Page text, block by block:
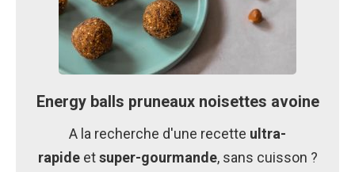
Energy balls pruneaux noisettes avoine
A la recherche d'une recette ultra-
rapideetsuper-gourmande, sans cuisson ?